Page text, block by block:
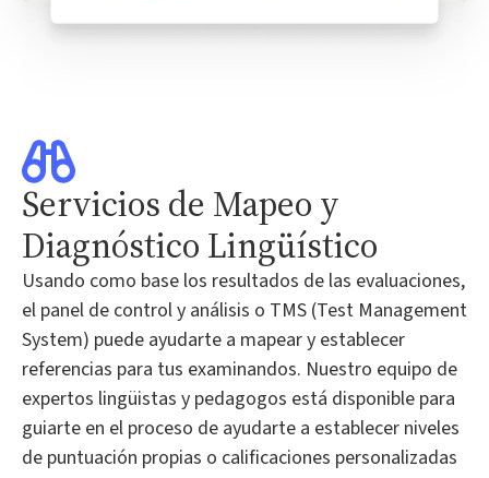
Servicios de Mapeo y
Diagnóstico Lingüístico
Usando como base los resultados de las evaluaciones,
el panel de control y análisis o TMS (Test Management
System) puede ayudarte a mapear y establecer
referencias para tus examinandos. Nuestro equipo de
expertos lingüistas y pedagogos está disponible para
guiarte en el proceso de ayudarte a establecer niveles
de puntuación propias o calificaciones personalizadas